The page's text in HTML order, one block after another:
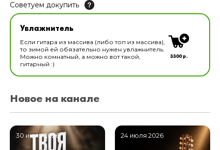
Советуем докупить
Увлажнитель для музыкальных инструментов
В наличии
Увлажнитель
Если гитара из массива (либо топ из массива),
то зимой ей обязательно нужен увлажнитель.
Можно комнатный, а можно вот такой,
гитарный :)
3300 р.
Новое на канале
30 июля 2026 24 июля 2026